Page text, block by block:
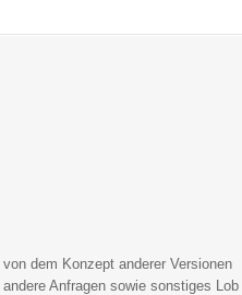
dem Konzept anderer Versionen
Anfragen sowie sonstiges Lob